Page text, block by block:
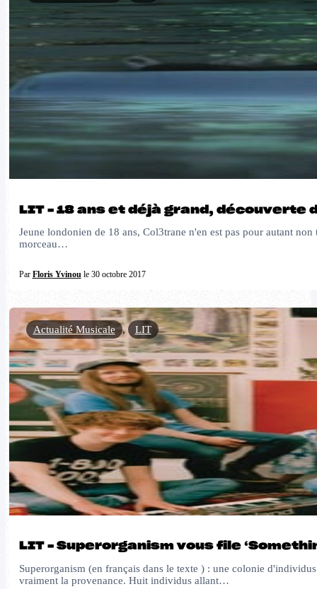
LIT – 18 ans et déjà grand, découverte
Jeune londonien de 18 ans, Col3trane n'en est pas pour autant
morceau…
Par Floris Yvinoule 30 octobre 2017
LIT – Superorganism vous file
Superorganism (en français dans le texte ) : une colonie
vraiment la provenance. Huit individus allant…
Actualité Musicale , LIT